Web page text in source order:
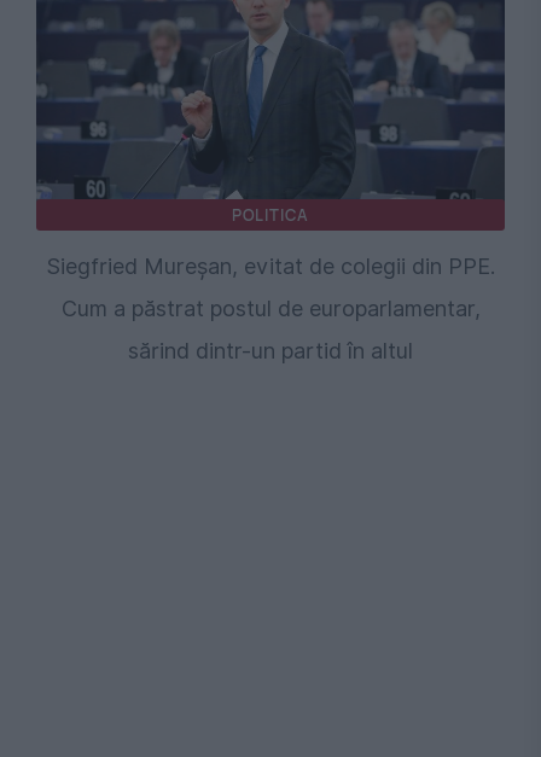
POLITICA
Siegfried Mureșan, evitat de colegii din PPE.
Cum a păstrat postul de europarlamentar,
sărind dintr-un partid în altul